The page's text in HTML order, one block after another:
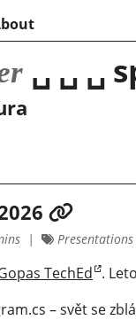
␣ ␣ ␣
TechEd .
– svět se